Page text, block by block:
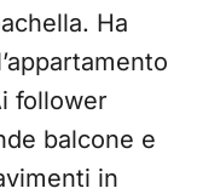
Ha
follower
balcone e
in